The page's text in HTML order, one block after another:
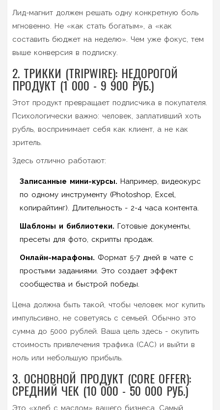
Лид-магнит должен решать одну конкретную боль
мгновенно. Не «как стать богатым», а «как
составить бюджет на неделю». Чем уже фокус, тем
выше конверсия в подписку.
2. ТРИККИ (TRIPWIRE): НЕДОРОГОЙ
ПРОДУКТ (1 000 - 9 900 РУБ.)
Этот продукт превращает подписчика в покупателя.
Психологически важно: человек, заплативший хоть
рубль, воспринимает себя как клиент, а не как
зритель.
Здесь отлично работают:
Записанные мини-курсы. Например, видеокурс
по одному инструменту (Photoshop, Excel,
копирайтинг). Длительность - 2-4 часа контента.
Шаблоны и библиотеки. Готовые документы,
пресеты для фото, скрипты продаж.
Онлайн-марафоны. Формат 5-7 дней в чате с
простыми заданиями. Это создает эффект
сообщества и быстрой победы.
Цена должна быть такой, чтобы человек мог купить
импульсивно, не советуясь с семьей. Обычно это
сумма до 5000 рублей. Ваша цель здесь - окупить
стоимость привлечения трафика (CAC) и выйти в
ноль или небольшую прибыль.
3. ОСНОВНОЙ ПРОДУКТ (CORE OFFER):
СРЕДНИЙ ЧЕК (10 000 - 50 000 РУБ.)
Это «хлеб с маслом» вашего бизнеса. Самый